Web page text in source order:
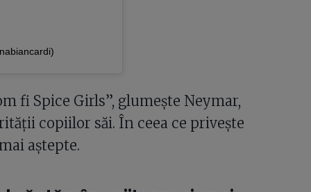
fi Spice Girls”, glumește Neymar,
copiilor săi. În ceea ce privește
aștepte.